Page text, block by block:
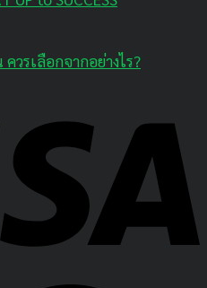
วรเลือกจากอย่างไร?